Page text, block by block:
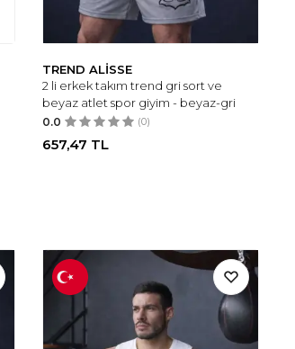
TREND ALİSSE
2 li erkek takım trend gri sort ve
beyaz atlet spor giyim - beyaz-gri
0.0 (0)
657,47 TL